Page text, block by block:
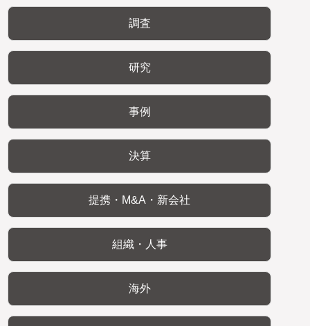
調査
研究
事例
決算
提携・M&A・新会社
組織・人事
海外